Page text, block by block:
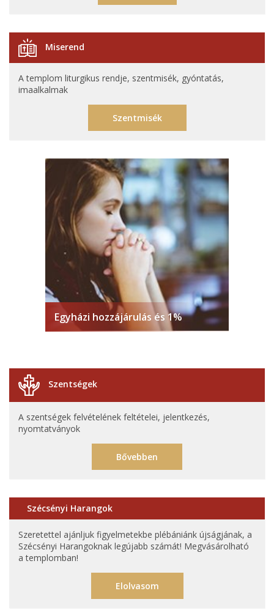
Miserend
A templom liturgikus rendje, szentmisék, gyóntatás,
imaalkalmak
Szentmisék
Egyházi hozzájárulás és 1%
Szentségek
A szentségek felvételének feltételei, jelentkezés,
nyomtatványok
Bővebben
Szécsényi Harangok
Szeretettel ajánljuk figyelmetekbe plébániánk újságjának, a
Szécsényi Harangoknak legújabb számát! Megvásárolható
a templomban!
Elolvasom